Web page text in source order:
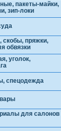
пакеты-майки,
зип-локи
скобы, пряжки,
обвязки
уголок,
спецодежда
для салонов